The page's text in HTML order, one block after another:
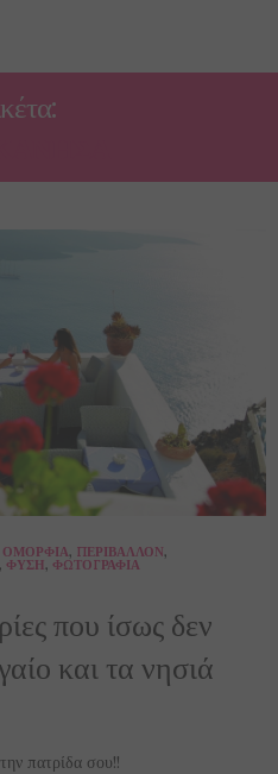
ΟΜΟΡΦΙΆ, ΠΕΡΙΒΆΛΛΟΝ,
, ΦΎΣΗ, ΦΩΤΟΓΡΑΦΊΑ
που ίσως δεν
και τα νησιά
πατρίδα σου!!